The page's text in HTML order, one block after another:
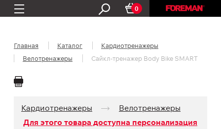
0
Главная Каталог
Кардио­тренажеры
Велотренажеры
Сайкл-тренажер Body Bike SMART
Кардио­тренажеры
Велотренажеры
Для этого товара доступна персонализация